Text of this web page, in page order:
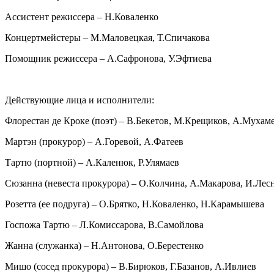
Ассистент режиссера – Н.Коваленко
Концертмейстеры – М.Маловецкая, Т.Спичакова
Помощник режиссера – А.Сафронова, У.Эфтиева
Действующие лица и исполнители:
Флорестан де Кроке (поэт) – В.Бекетов, М.Крещиков,
Мартэн (прокурор) – А.Горевой, А.Фатеев
Тартю (портной) – А.Каленюк, Р.Улямаев
Сюзанна (невеста прокурора) – О.Колчина, А.Макарова,
Розетта (ее подруга) – О.Брятко, Н.Коваленко, Н.Карамышева
Госпожа Тартю – Л.Комиссарова, В.Самойлова
Жанна (служанка) – Н.Антонова, О.Берестенко
Мишо (сосед прокурора) – В.Бирюков, Г.Базанов, А.Ивлиев